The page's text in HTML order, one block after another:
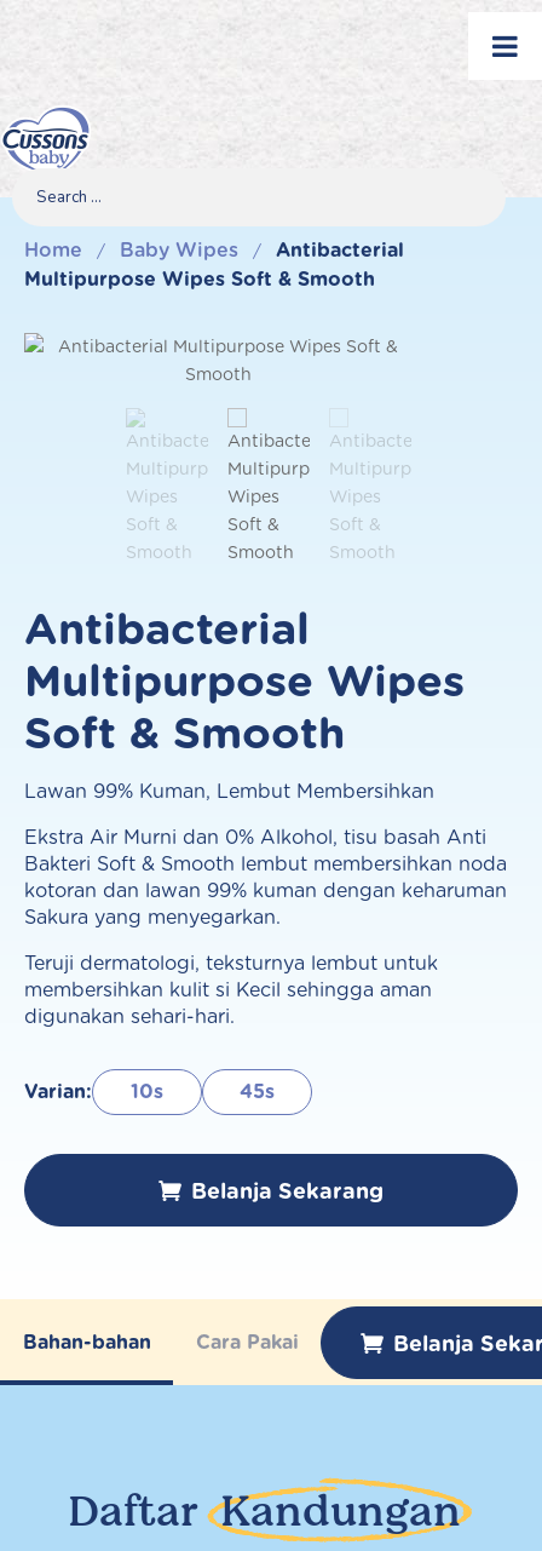
Search
Search
for...
Search
Home / Baby Wipes /
Antibacterial
Multipurpose Wipes Soft & Smooth
Antibacterial
Multipurpose Wipes
Soft & Smooth
Lawan 99% Kuman, Lembut Membersihkan
Ekstra Air Murni dan 0% Alkohol, tisu basah Anti
Bakteri Soft & Smooth lembut membersihkan noda
kotoran dan lawan 99% kuman dengan keharuman
Sakura yang menyegarkan.
Teruji dermatologi, teksturnya lembut untuk
membersihkan kulit si Kecil sehingga aman
digunakan sehari-hari.
Varian: 10s 45s
Belanja Sekarang
Bahan-bahan Cara Pakai Belanja
Daftar Kandungan